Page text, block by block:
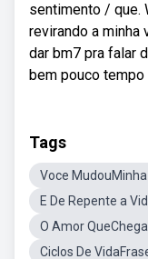
sentimento / que.
revirando a
dar bm7 pra falar
bem pouco
Tags
Voce
E De Repente a
O Amor
Ciclos De